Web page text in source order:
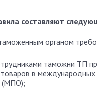
составляют
органом
таможни ТП
в
(МПО);